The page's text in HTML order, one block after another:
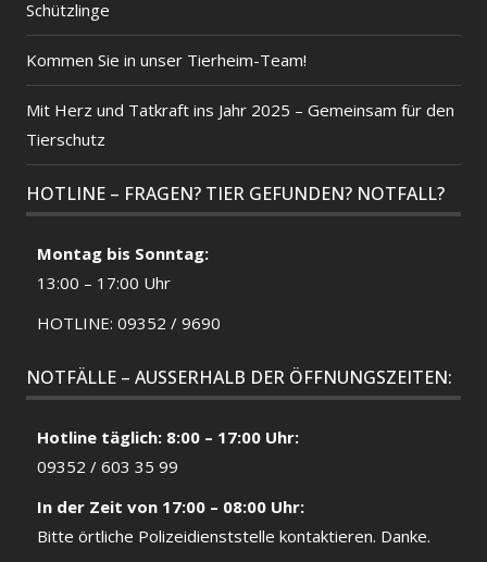
Schützlinge
Kommen Sie in unser Tierheim-Team!
Mit Herz und Tatkraft ins Jahr 2025 – Gemeinsam für den
Tierschutz
HOTLINE – FRAGEN? TIER GEFUNDEN? NOTFALL?
Montag bis Sonntag:
13:00 – 17:00 Uhr
HOTLINE: 09352 / 9690
NOTFÄLLE – AUSSERHALB DER ÖFFNUNGSZEITEN:
Hotline täglich: 8:00 – 17:00 Uhr:
09352 / 603 35 99
In der Zeit von 17:00 – 08:00 Uhr:
Bitte örtliche Polizeidienststelle kontaktieren. Danke.